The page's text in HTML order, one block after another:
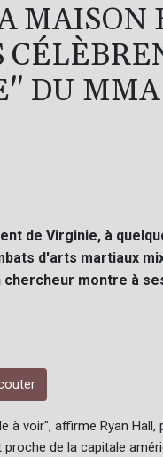
MAISON
DU MMA
de Virginie, à
d'arts martiaux
chercheur montre à
à voir", affirme Ryan
de la capitale